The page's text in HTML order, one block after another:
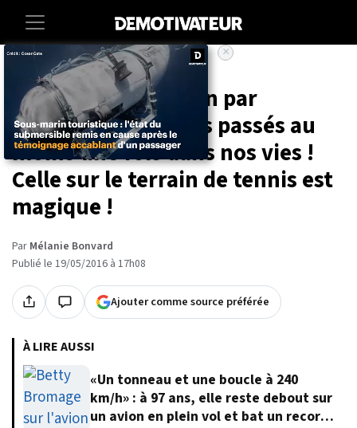
Insolite
14 fails du quotidien par
lesquels on est tous passés au
moins une fois dans nos vies !
Celle sur le terrain de tennis est
magique !
Par Mélanie Bonvard
Publié le 19/05/2016 à 17h08
Ajouter comme source préférée
À LIRE AUSSI
«Un tonneau et une boucle à 240
km/h» : à 97 ans, elle reste debout sur
un avion en plein vol et bat un record
×